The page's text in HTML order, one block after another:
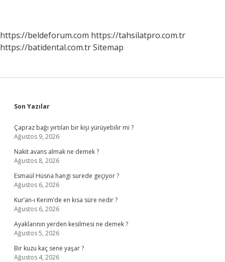
https://beldeforum.com https://tahsilatpro.com.tr
https://batidental.com.trSitemap
Sidebar
Son Yazılar
Çapraz bağı yırtılan bir kişi yürüyebilir mi ?
Ağustos 9, 2026
Nakit avans almak ne demek ?
Ağustos 8, 2026
Esmaül Hüsna hangi surede geçiyor ?
Ağustos 6, 2026
Kur’an-ı Kerim’de en kısa süre nedir ?
Ağustos 6, 2026
Ayaklarının yerden kesilmesi ne demek ?
Ağustos 5, 2026
Bir kuzu kaç sene yaşar ?
Ağustos 4, 2026